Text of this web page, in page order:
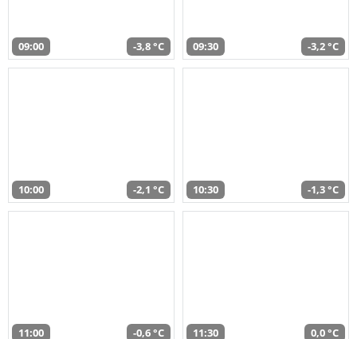
09:00 -3,8 °C 09:30 -3,2 °C
10:00 -2,1 °C 10:30 -1,3 °C
11:00 -0,6 °C 11:30 0,0 °C